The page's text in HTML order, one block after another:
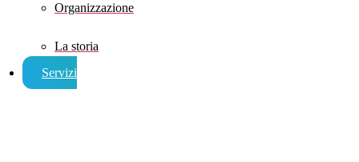
Organizzazione
La storia
Servizi